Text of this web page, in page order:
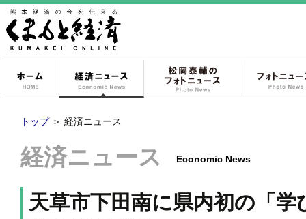
経済ニュース
トップ ＞ 経済ニュース
経済ニュース Economic News
天草市下田南に県内初の「